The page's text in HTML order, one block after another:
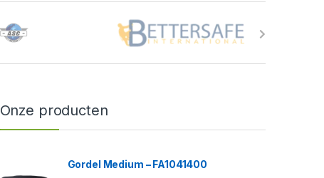
Onze producten
Gordel Medium – FA1041400